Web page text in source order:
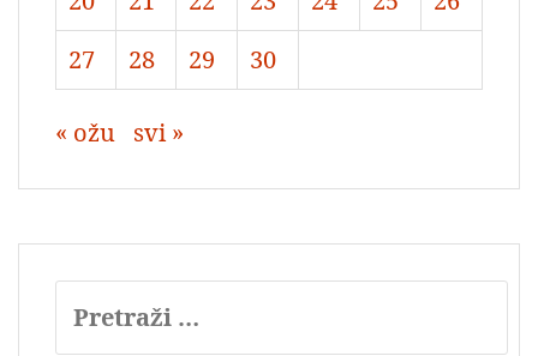
27
28 29 30
« ožu svi »